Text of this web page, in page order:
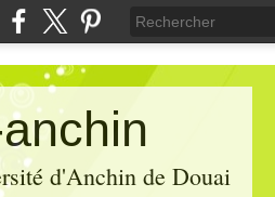
d'Anchin de Douai